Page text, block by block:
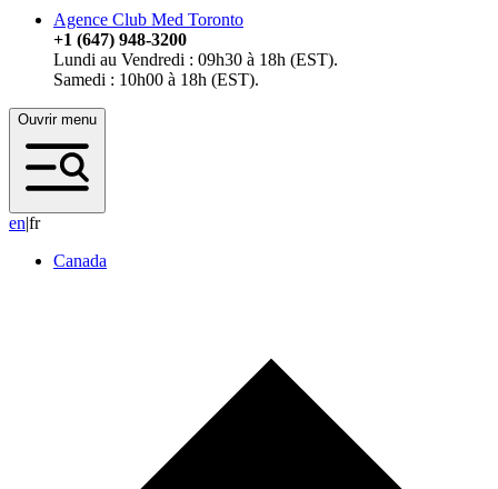
Agence Club Med Toronto
+1 (647) 948-3200
Lundi au Vendredi : 09h30 à 18h (EST).
Samedi : 10h00 à 18h (EST).
Ouvrir menu
en|fr
Canada